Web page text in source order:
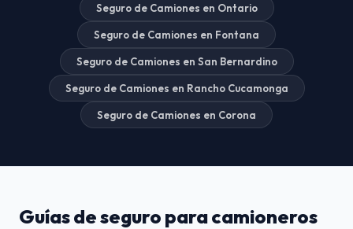
Seguro de Camiones en Ontario
Seguro de Camiones en Fontana
Seguro de Camiones en San Bernardino
Seguro de Camiones en Rancho Cucamonga
Seguro de Camiones en Corona
Guías de seguro para camioneros